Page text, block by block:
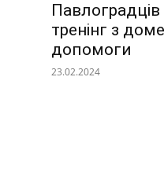
тренінг з
допомоги
23.02.2024